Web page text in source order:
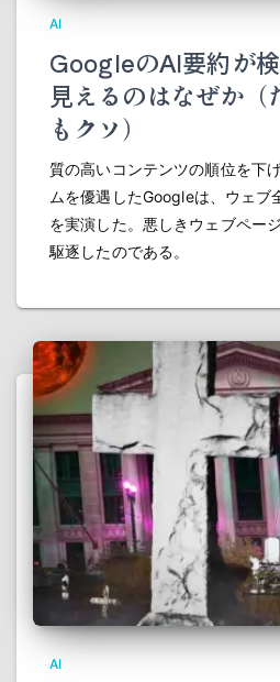
AI
GoogleのAI要約が
見えるのはなぜか（
もクソ）
質の高いコンテンツの順位を下
ムを優遇したGoogleは、ウェブ
を実演した。悪しきウェブペー
駆逐したのである。
AI